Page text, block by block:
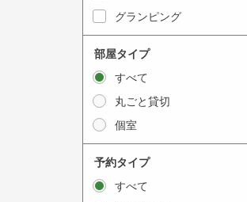
e
a
c
t
w
i
t
n
t
e
r
a
c
w
i
グランピング
部屋タイプ
すべて
丸ごと貸切
個室
予約タイプ
すべて